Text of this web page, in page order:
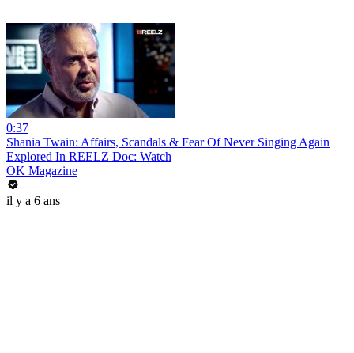
0:37
Shania Twain: Affairs, Scandals & Fear Of Never Singing Again
Explored In REELZ Doc: Watch
OK Magazine
il y a 6 ans